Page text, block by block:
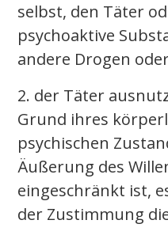
selbst, den Täter
psychoaktive
andere Drogen
2. der Täter
Grund ihres
psychischen
Äußerung des
eingeschränkt ist,
der Zustimmung